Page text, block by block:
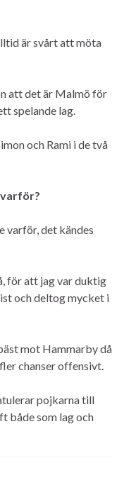
är svårt att möta
att det är Malmö för
spelande lag.
och Rami i de två
varför?
varför, det kändes
för att jag var duktig
och deltog mycket i
mot Hammarby då
chanser offensivt.
pojkarna till
både som lag och